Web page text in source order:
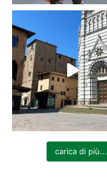
carica di più...